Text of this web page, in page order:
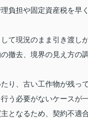
負担や固定資産税を
て現況のまま引き渡し
撤去、境界の見え方
り、古い工作物が残
う必要がないケースが
となるため、契約不